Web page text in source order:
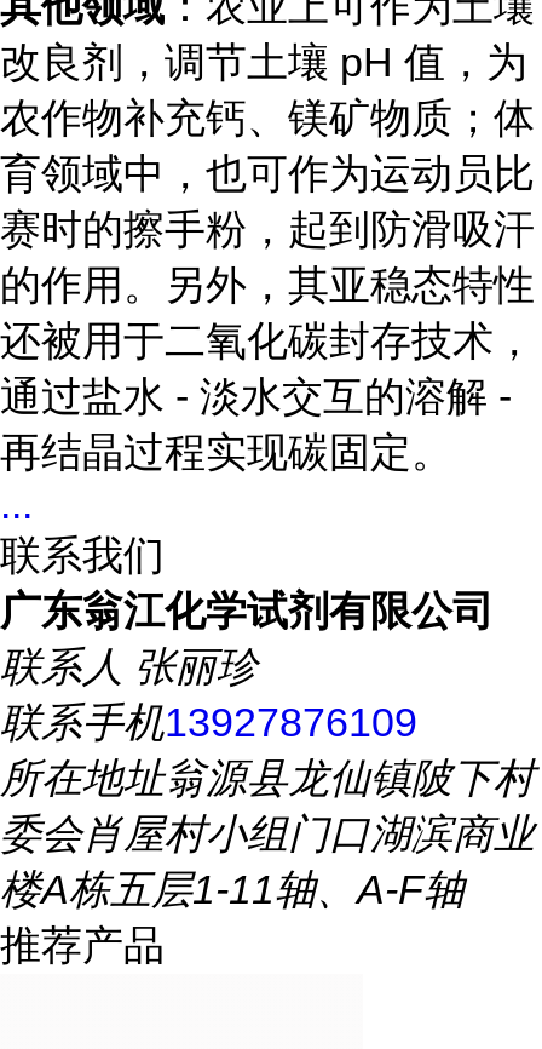
改良剂，调节土壤 pH 值，为
农作物补充钙、镁矿物质；体
育领域中，也可作为运动员比
赛时的擦手粉，起到防滑吸汗
的作用。另外，其亚稳态特性
还被用于二氧化碳封存技术，
通过盐水 - 淡水交互的溶解 -
再结晶过程实现碳固定。
...
联系我们
广东翁江化学试剂有限公司
联系人 张丽珍
联系手机13927876109
所在地址翁源县龙仙镇陂下村
委会肖屋村小组门口湖滨商业
楼A栋五层1-11轴、A-F轴
推荐产品